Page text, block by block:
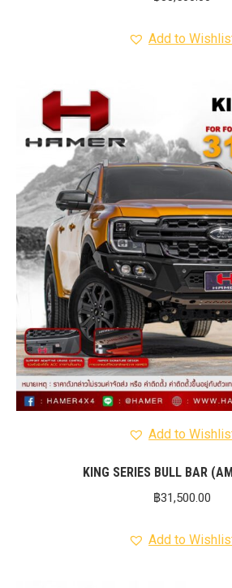
Add to
Add to
KING SERIES BULL BAR
฿31,500.00
Add to